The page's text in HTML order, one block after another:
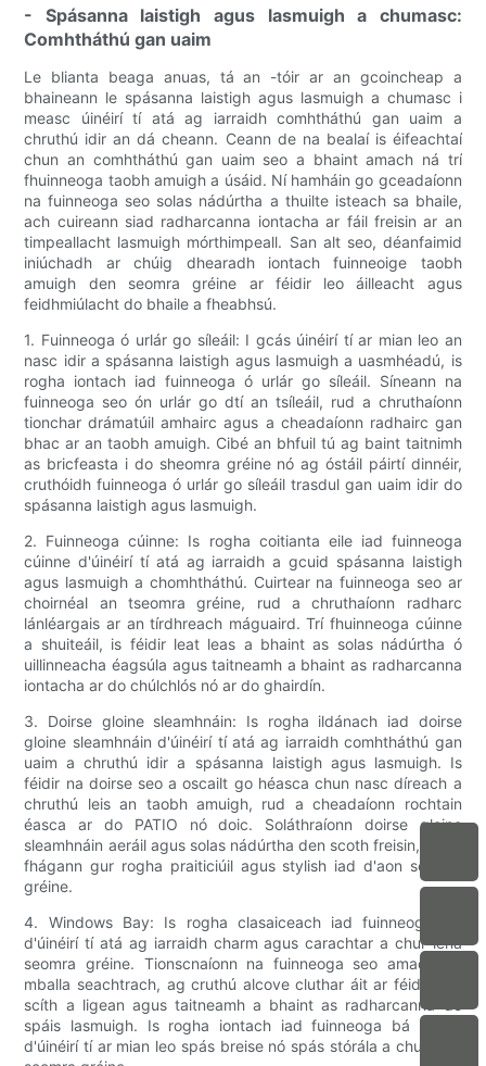
- Spásanna laistigh agus lasmuigh a chumasc:
Comhtháthú gan uaim
Le blianta beaga anuas, tá an -tóir ar an gcoincheap a
bhaineann le spásanna laistigh agus lasmuigh a chumasc i
measc úinéirí tí atá ag iarraidh comhtháthú gan uaim a
chruthú idir an dá cheann. Ceann de na bealaí is éifeachtaí
chun an comhtháthú gan uaim seo a bhaint amach ná trí
fhuinneoga taobh amuigh a úsáid. Ní hamháin go gceadaíonn
na fuinneoga seo solas nádúrtha a thuilte isteach sa bhaile,
ach cuireann siad radharcanna iontacha ar fáil freisin ar an
timpeallacht lasmuigh mórthimpeall. San alt seo, déanfaimid
iniúchadh ar chúig dhearadh iontach fuinneoige taobh
amuigh den seomra gréine ar féidir leo áilleacht agus
feidhmiúlacht do bhaile a fheabhsú.
1. Fuinneoga ó urlár go síleáil: I gcás úinéirí tí ar mian leo an
nasc idir a spásanna laistigh agus lasmuigh a uasmhéadú, is
rogha iontach iad fuinneoga ó urlár go síleáil. Síneann na
fuinneoga seo ón urlár go dtí an tsíleáil, rud a chruthaíonn
tionchar drámatúil amhairc agus a cheadaíonn radhairc gan
bhac ar an taobh amuigh. Cibé an bhfuil tú ag baint taitnimh
as bricfeasta i do sheomra gréine nó ag óstáil páirtí dinnéir,
cruthóidh fuinneoga ó urlár go síleáil trasdul gan uaim idir do
spásanna laistigh agus lasmuigh.
2. Fuinneoga cúinne: Is rogha coitianta eile iad fuinneoga
cúinne d'úinéirí tí atá ag iarraidh a gcuid spásanna laistigh
agus lasmuigh a chomhtháthú. Cuirtear na fuinneoga seo ar
choirnéal an tseomra gréine, rud a chruthaíonn radharc
lánléargais ar an tírdhreach máguaird. Trí fhuinneoga cúinne
a shuiteáil, is féidir leat leas a bhaint as solas nádúrtha ó
uillinneacha éagsúla agus taitneamh a bhaint as radharcanna
iontacha ar do chúlchlós nó ar do ghairdín.
3. Doirse gloine sleamhnáin: Is rogha ildánach iad doirse
gloine sleamhnáin d'úinéirí tí atá ag iarraidh comhtháthú gan
uaim a chruthú idir a spásanna laistigh agus lasmuigh. Is
féidir na doirse seo a oscailt go héasca chun nasc díreach a
chruthú leis an taobh amuigh, rud a cheadaíonn rochtain
éasca ar do PATIO nó doic. Soláthraíonn doirse gloine
sleamhnáin aeráil agus solas nádúrtha den scoth freisin, rud a
fhágann gur rogha praiticiúil agus stylish iad d'aon seomra
gréine.
4. Windows Bay: Is rogha clasaiceach iad fuinneoga bá
d'úinéirí tí atá ag iarraidh charm agus carachtar a chur lena
seomra gréine. Tionscnaíonn na fuinneoga seo amach ón
mballa seachtrach, ag cruthú alcove cluthar áit ar féidir leat
scíth a ligean agus taitneamh a bhaint as radharcanna do
spáis lasmuigh. Is rogha iontach iad fuinneoga bá freisin
d'úinéirí tí ar mian leo spás breise nó spás stórála a chur lena